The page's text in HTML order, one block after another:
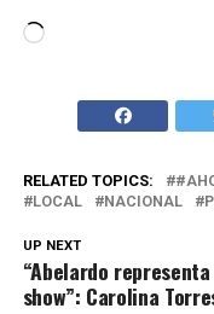
Cargando...
RELATED TOPICS:
LOCAL
NACIONAL
UP NEXT
“Abelardo
show”: Carolina